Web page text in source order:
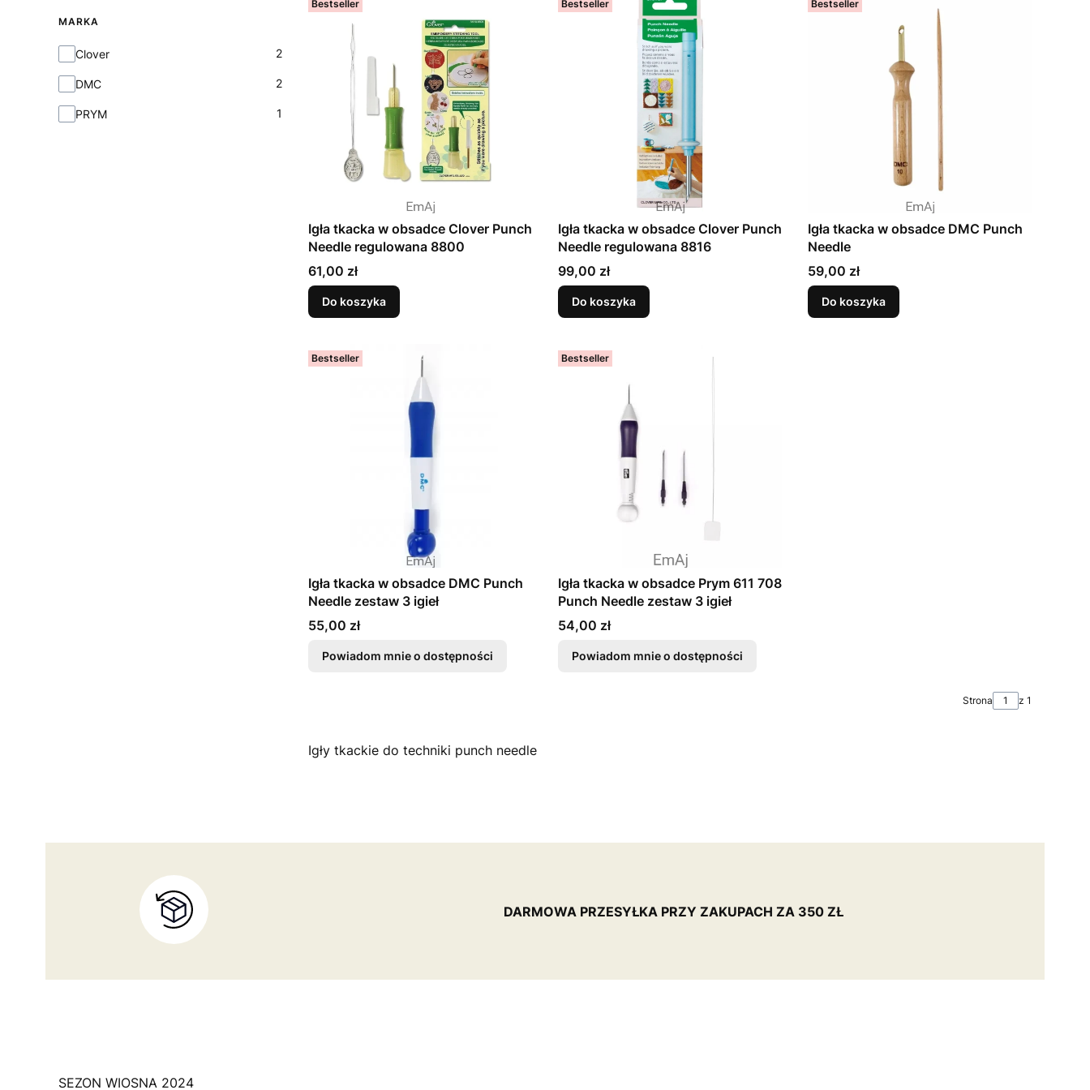
MARKA
Marka
Clover 2
DMC 2
PRYM 1
Bestseller
Igła tkacka w obsadce Clover Punch
Needle regulowana 8800
Cena
61,00 zł
Do koszyka
Bestseller
Igła tkacka w obsadce Clover Punch
Needle regulowana 8816
Cena
99,00 zł
Do koszyka
Bestseller
Igła tkacka w obsadce DMC Punch
Needle
Cena
59,00 zł
Do koszyka
Bestseller
Igła tkacka w obsadce DMC Punch
Needle zestaw 3 igieł
Cena
55,00 zł
Powiadom mnie o dostępności
Bestseller
Igła tkacka w obsadce Prym 611 708
Punch Needle zestaw 3 igieł
Cena
54,00 zł
Powiadom mnie o dostępności
Strona z 1
Igły tkackie do techniki punch needle
DARMOWA PRZESYŁKA PRZY ZAKUPACH ZA 350 ZŁ
SEZON WIOSNA 2024